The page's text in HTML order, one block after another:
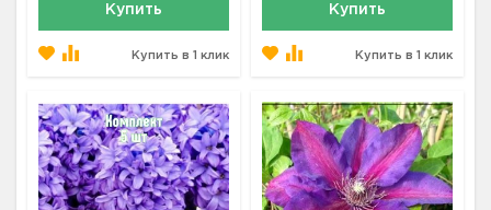
Купить
Купить в 1 клик
Купить
Купить в 1 клик